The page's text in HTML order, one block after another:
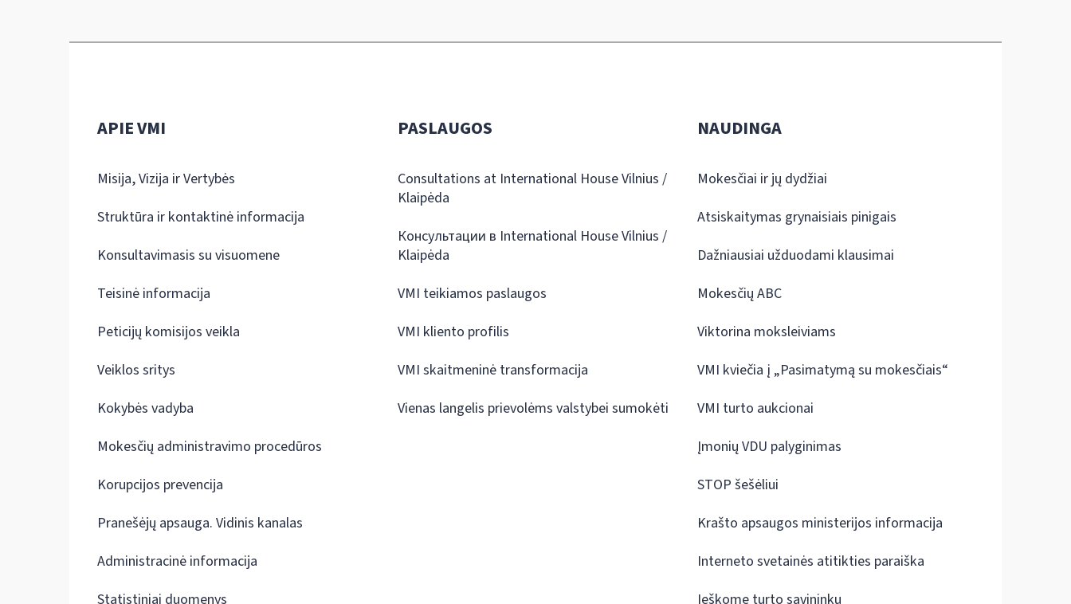
APIE VMI
Misija, Vizija ir Vertybės
Struktūra ir kontaktinė informacija
Konsultavimasis su visuomene
Teisinė informacija
Peticijų komisijos veikla
Veiklos sritys
Kokybės vadyba
Mokesčių administravimo procedūros
Korupcijos prevencija
Pranešėjų apsauga. Vidinis kanalas
Administracinė informacija
Statistiniai duomenys
PASLAUGOS
Consultations at International House Vilnius /
Klaipėda
Консультации в International House Vilnius /
Klaipėda
VMI teikiamos paslaugos
VMI kliento profilis
VMI skaitmeninė transformacija
Vienas langelis prievolėms valstybei sumokėti
NAUDINGA
Mokesčiai ir jų dydžiai
Atsiskaitymas grynaisiais pinigais
Dažniausiai užduodami klausimai
Mokesčių ABC
Viktorina moksleiviams
VMI kviečia į „Pasimatymą su mokesčiais“
VMI turto aukcionai
Įmonių VDU palyginimas
STOP šešėliui
Krašto apsaugos ministerijos informacija
Interneto svetainės atitikties paraiška
Ieškome turto savininkų